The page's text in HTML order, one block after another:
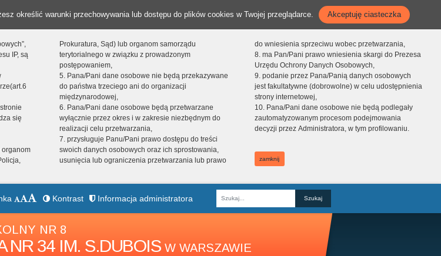
określić warunki przechowywania lub dostępu do plików cookies w Twojej przeglądarce. Akceptuję ciasteczka
IP, są
się
organom
Prokuratura, Sąd) lub organom samorządu
terytorialnego w związku z prowadzonym
postępowaniem,
5. Pana/Pani dane osobowe nie będą przekazywane
do państwa trzeciego ani do organizacji
międzynarodowej,
6. Pana/Pani dane osobowe będą przetwarzane
wyłącznie przez okres i w zakresie niezbędnym do
realizacji celu przetwarzania,
7. przysługuje Panu/Pani prawo dostępu do treści
swoich danych osobowych oraz ich sprostowania,
usunięcia lub ograniczenia przetwarzania lub prawo
do wniesienia sprzeciwu wobec przetwarzania,
8. ma Pan/Pani prawo wniesienia skargi do Prezesa
Urzędu Ochrony Danych Osobowych,
9. podanie przez Pana/Panią danych osobowych
jest fakultatywne (dobrowolne) w celu udostępnienia
strony internetowej,
10. Pana/Pani dane osobowe nie będą podlegały
zautomatyzowanym procesom podejmowania
decyzji przez Administratora, w tym profilowaniu.
zamknij
Kontrast Informacja administratora
Fraza
NR 8
NR 34 IM. S.DUBOIS W WARSZAWIE